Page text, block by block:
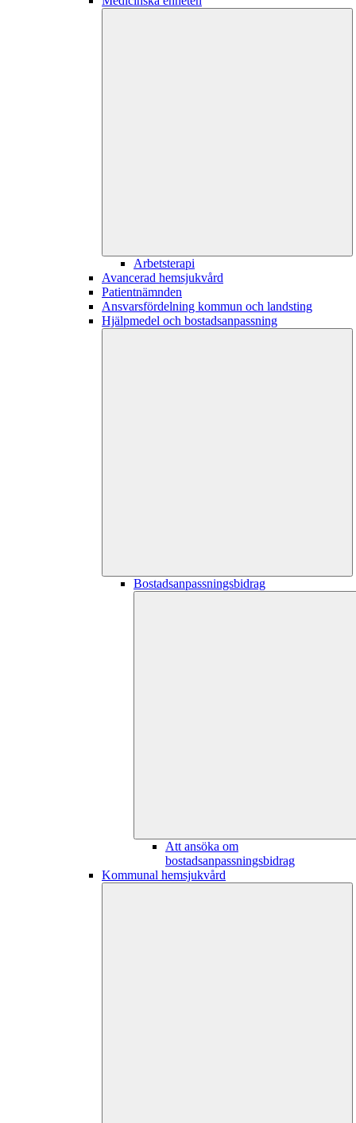
Arbetsterapi
Avancerad hemsjukvård
Patientnämnden
Ansvarsfördelning kommun och landsting
Hjälpmedel och bostadsanpassning
Bostadsanpassningsbidrag
Att ansöka om
bostadsanpassningsbidrag
Kommunal hemsjukvård